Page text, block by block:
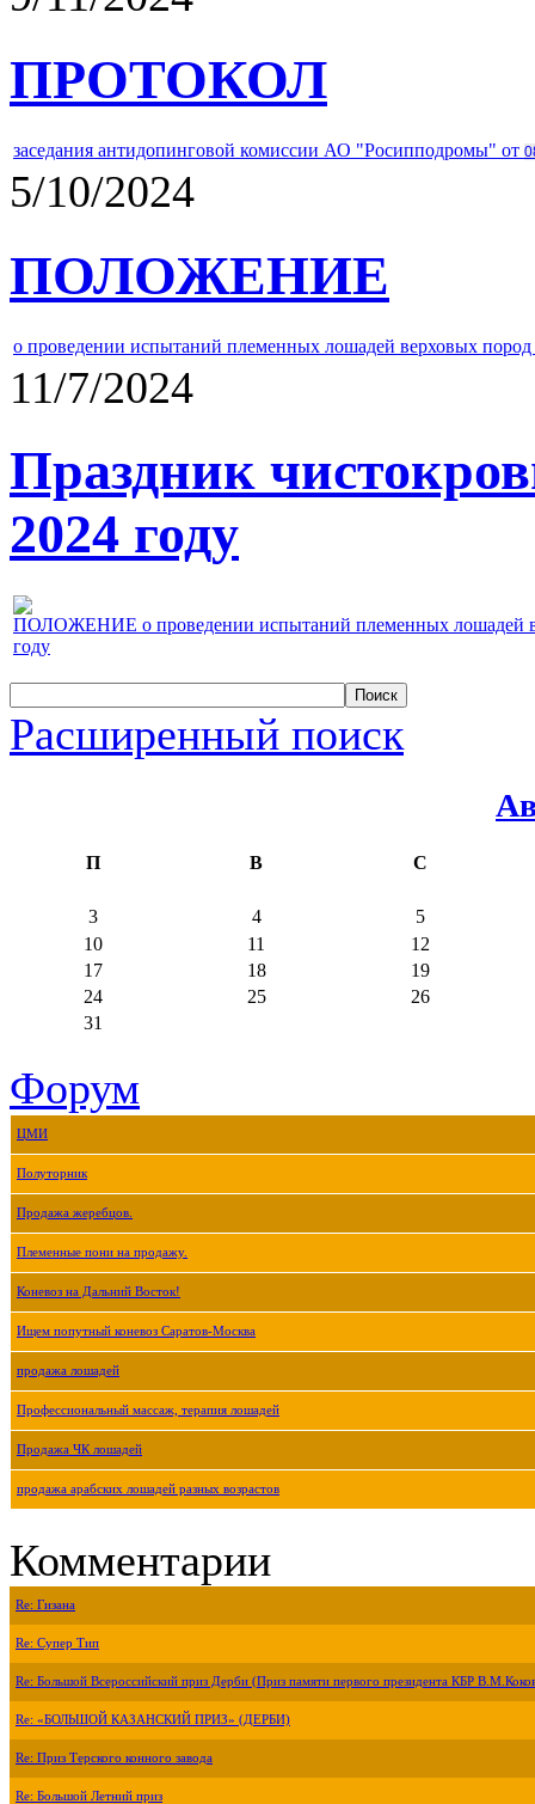
ПРОТОКОЛ
заседания антидопинговой комиссии АО "Росипподромы" от
5/10/2024
ПОЛОЖЕНИЕ
о проведении испытаний племенных лошадей верховых
11/7/2024
Праздник
2024 году
ПОЛОЖЕНИЕ о проведении испытаний племенных лошадей
году
Расширенный поиск
П В С
3 4
5
10
11
12
17
18
19
24
25
26
31
Форум
ЦМИ
Полуторник
Продажа жеребцов.
Племенные пони на продажу.
Коневоз на Дальний Восток!
Ищем попутный коневоз Саратов-Москва
продажа лошадей
Профессиональный массаж, терапия лошадей
Продажа ЧК лошадей
продажа арабских лошадей разных возрастов
Комментарии
Re: Гизана
Re: Супер Тип
Re: Большой Всероссийский приз Дерби (Приз памяти первого президента КБР
Re: «БОЛЬШОЙ КАЗАНСКИЙ ПРИЗ» (ДЕРБИ)
Re: Приз Терского конного завода
Re: Большой Летний приз